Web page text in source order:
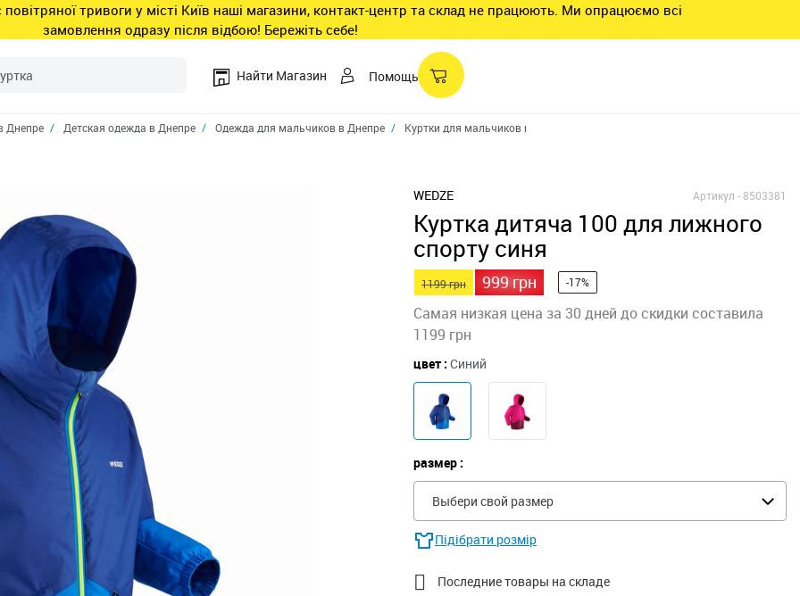
повітряної тривоги у місті Київ наші магазини, контакт-центр та склад не працюють. Ми опрацюємо всі
замовлення одразу після відбою! Бережіть себе!
Найти Магазин Помощь
Днепре Детская одежда в Днепре Одежда для мальчиков в Днепре Куртки для мальчиков в Днепре
WEDZE Артикул -8503381
Куртка дитяча 100 для лижного
спорту синя
1199 грн 999 грн -17%
Самая низкая цена за 30 дней до скидки составила
1199 грн
цвет : Синий
размер :
Выбери свой размер
Підібрати розмір
 Последние товары на складе